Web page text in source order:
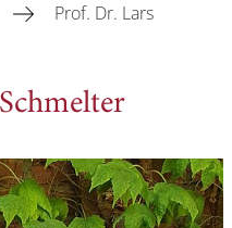
Prof. Dr. Lars